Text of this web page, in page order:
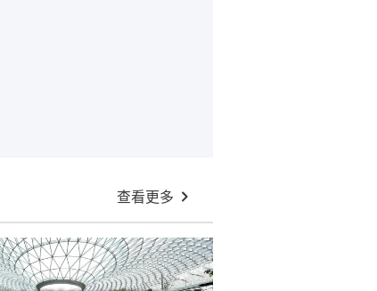
查看更多